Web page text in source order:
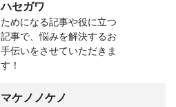
ハセガワ
ためになる記事や役に立つ
記事で、悩みを解決するお
手伝いをさせていただきま
す！
マケノノケノ